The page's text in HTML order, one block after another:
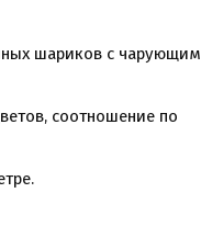
шариков с чарующим
соотношение по